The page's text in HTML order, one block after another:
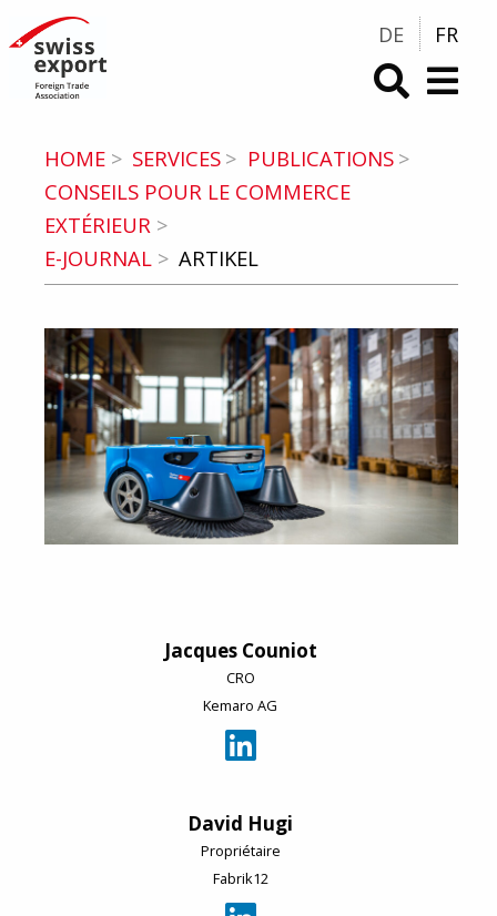
DE FR
HOME SERVICES
PUBLICATIONS
CONSEILS POUR LE COMMERCE
EXTÉRIEUR
E-JOURNAL
ARTIKEL
Jacques Couniot
CRO
Kemaro AG
David Hugi
Propriétaire
Fabrik12